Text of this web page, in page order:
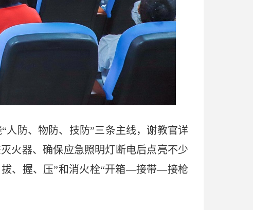
防、物防、技防”三条主线，谢教官详
火器、确保应急照明灯断电后点亮不少
拔、握、压”和消火栓“开箱—接带—接枪